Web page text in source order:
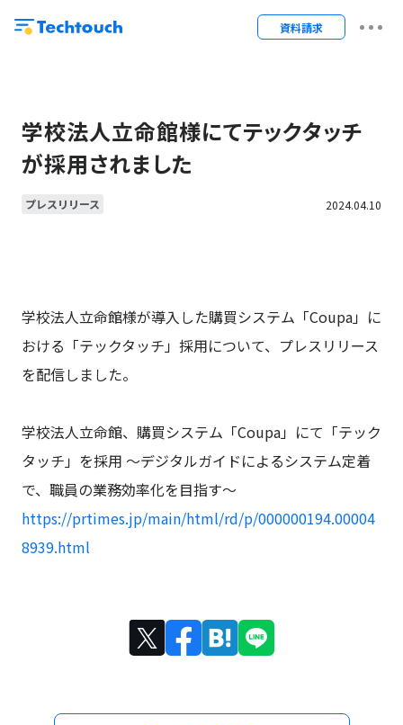
資料請求
学校法人立命館様にてテックタッチ
が採用されました
プレスリリース 2024.04.10
学校法人立命館様が導入した購買システム「Coupa」に
おける「テックタッチ」採用について、プレスリリース
を配信しました。
学校法人立命館、購買システム「Coupa」にて「テック
タッチ」を採用 〜デジタルガイドによるシステム定着
で、職員の業務効率化を目指す〜
https://prtimes.jp/main/html/rd/p/000000194.00004
8939.html